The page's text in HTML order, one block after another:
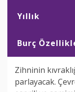
Yıllık
Burç
Zihninin
parlayacak.